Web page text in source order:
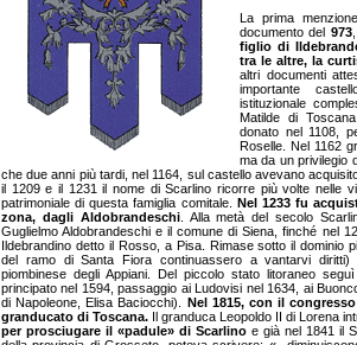
La prima
documento del 973
figlio di
tra le altre, la
altri documenti
importante
istituzionale
Matilde di
donato nel 1108,
Roselle. Nel 1162
ma da un privilegio
che due anni più tardi, nel 1164, sul castello avevano
il 1209 e il 1231 il nome di Scarlino ricorre più volte nelle
patrimoniale di questa famiglia comitale. Nel 1233 fu
zona, dagli Aldobrandeschi. Alla metà del secolo
Guglielmo Aldobrandeschi e il comune di Siena, finché nel
Ildebrandino detto il Rosso, a Pisa. Rimase sotto il dominio
del ramo di Santa Fiora continuassero a vantarvi diritti)
piombinese degli Appiani. Del piccolo stato litoraneo
principato nel 1594, passaggio ai Ludovisi nel 1634, ai
di Napoleone, Elisa Baciocchi). Nel 1815, con il
granducato di Toscana. Il granduca Leopoldo II di Lorena
per prosciugare il «padule» di Scarlino e già nel 1841 il